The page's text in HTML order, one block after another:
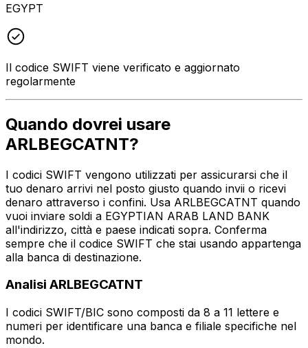
EGYPT
Il codice SWIFT viene verificato e aggiornato
regolarmente
Quando dovrei usare
ARLBEGCATNT?
I codici SWIFT vengono utilizzati per assicurarsi che il
tuo denaro arrivi nel posto giusto quando invii o ricevi
denaro attraverso i confini. Usa ARLBEGCATNT quando
vuoi inviare soldi a EGYPTIAN ARAB LAND BANK
all'indirizzo, città e paese indicati sopra. Conferma
sempre che il codice SWIFT che stai usando appartenga
alla banca di destinazione.
Analisi ARLBEGCATNT
I codici SWIFT/BIC sono composti da 8 a 11 lettere e
numeri per identificare una banca e filiale specifiche nel
mondo.